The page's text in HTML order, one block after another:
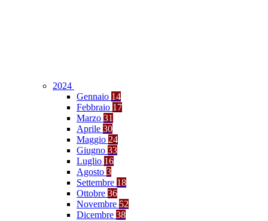
2024
Gennaio 14
Febbraio 17
Marzo 31
Aprile 30
Maggio 24
Giugno 33
Luglio 16
Agosto 3
Settembre 18
Ottobre 36
Novembre 52
Dicembre 38